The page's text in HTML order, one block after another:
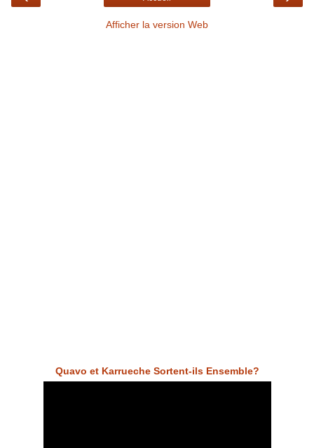
Afficher la version Web
Quavo et Karrueche Sortent-ils Ensemble?